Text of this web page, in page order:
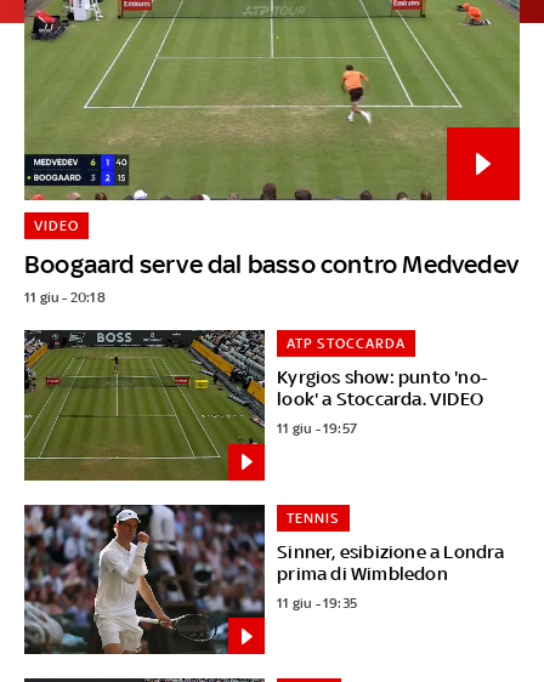
Boogaard serve dal basso contro Medvedev
VIDEO
11 giu - 20:18
Kyrgios show: punto 'no-
look' a Stoccarda. VIDEO
ATP STOCCARDA
11 giu - 19:57
Sinner, esibizione a Londra
prima di Wimbledon
TENNIS
11 giu - 19:35